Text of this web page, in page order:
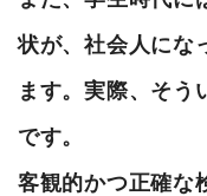
状が、社会人にな
ます。実際、そう
です。
客観的かつ正確な